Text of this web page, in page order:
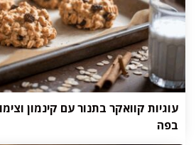
עוגיות קוואקר בתנור עם קינמון
בפה